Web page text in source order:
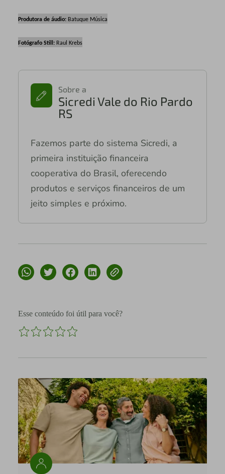
Produtora de áudio:Batuque Música
Fotógrafo Still:Raul Krebs
Sobre a
Sicredi Vale do Rio Pardo
RS
Fazemos parte do sistema Sicredi, a
primeira instituição financeira
cooperativa do Brasil, oferecendo
produtos e serviços financeiros de um
jeito simples e próximo.
Esse conteúdo foi útil para você?